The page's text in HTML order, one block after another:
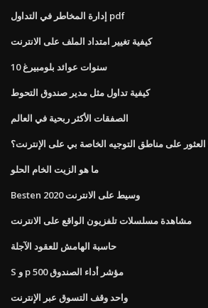
إدارة المخاطر في التداول pdf
كيفية تغيير امتداد الملف على الانترنت
10 سنوات عوائد بلومبيرغ
كيفية تداول مثل مدير صندوق التحوط
الصفقات الأكثر ربحية في العالم
على مناطق التوجيه الخاصة بي على الإنترنت؟
ما هو الزيت الخام الحلو
Besten وسيط على الانترنت 2020
مشاهدة مسلسلات تلفزيون الواقع على الانترنت
حاسبة الهامش للعقود الآجلة
S و p 500 مؤشر أداء الصندوق
واحد وقف التسوق عبر الإنترنت